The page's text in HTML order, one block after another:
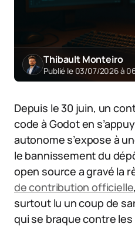
Thibault Monteiro
Publié le 03/07/2026 à
Depuis le 30 juin, un
code à Godot en
autonome s’expose à
le bannissement du
open source a gravé la
de contribution officielle
surtout lu un coup de
qui se braque contre